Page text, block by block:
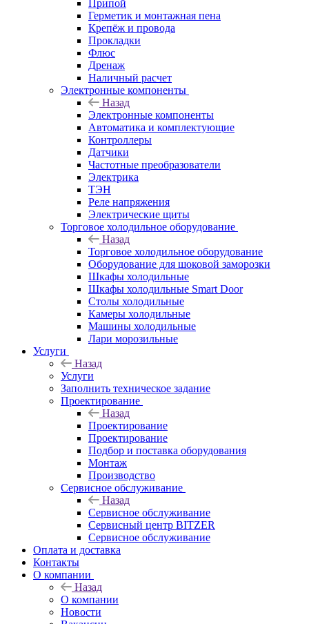
Припой
Герметик и монтажная пена
Крепёж и провода
Прокладки
Флюс
Дренаж
Наличный расчет
Электронные компоненты
Назад
Электронные компоненты
Автоматика и комплектующие
Контроллеры
Датчики
Частотные преобразователи
Электрика
ТЭН
Реле напряжения
Электрические щиты
Торговое холодильное оборудование
Назад
Торговое холодильное оборудование
Оборудование для шоковой заморозки
Шкафы холодильные
Шкафы холодильные Smart Door
Столы холодильные
Камеры холодильные
Машины холодильные
Лари морозильные
Услуги
Назад
Услуги
Заполнить техническое задание
Проектирование
Назад
Проектирование
Проектирование
Подбор и поставка оборудования
Монтаж
Производство
Сервисное обслуживание
Назад
Сервисное обслуживание
Сервисный центр BITZER
Сервисное обслуживание
Оплата и доставка
Контакты
О компании
Назад
О компании
Новости